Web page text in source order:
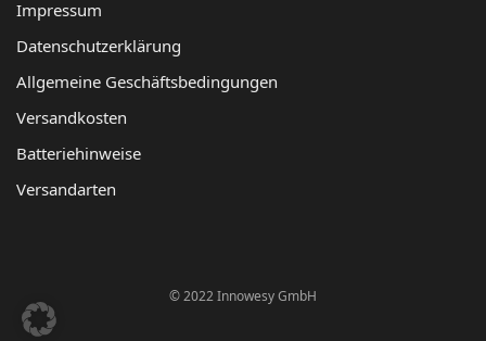
Impressum
Datenschutzerklärung
Allgemeine Geschäftsbedingungen
Versandkosten
Batteriehinweise
Versandarten
© 2022 Innowesy GmbH